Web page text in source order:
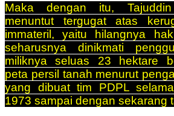
Maka dengan itu,
menuntut tergugat atas
immateril, yaitu hilangnya
seharusnya dinikmati
miliknya seluas 23 hektare
peta persil tanah menurut
yang dibuat tim PDPL
1973 sampai dengan sekarang